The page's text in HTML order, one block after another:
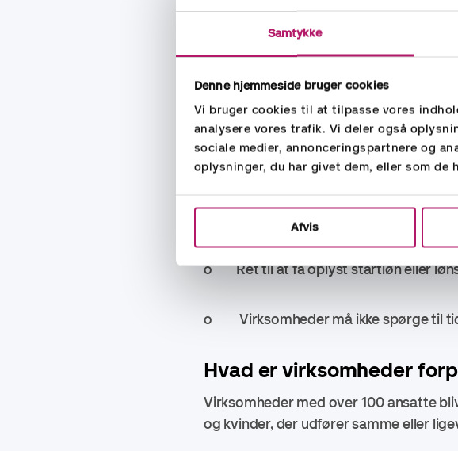
Samtykke
Denne hjemmeside bruger cookies
Vi bruger cookies til at tilpasse vores
analysere vores trafik. Vi deler også
sociale medier, annonceringspartnere og
oplysninger, du har givet dem, eller som de
Afvis
o Omvendt bevisbyrde i
fundet sted.
• For ansøgere:
o Ret til at få oplyst startløn eller
o Virksomheder må ikke spørge til
Hvad er virksomheder
Virksomheder med over 100 ansatte
og kvinder, der udfører samme eller